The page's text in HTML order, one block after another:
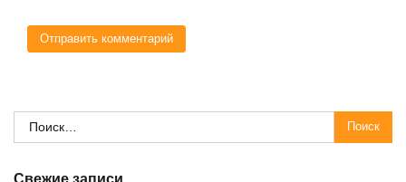
Найти:
Свежие записи